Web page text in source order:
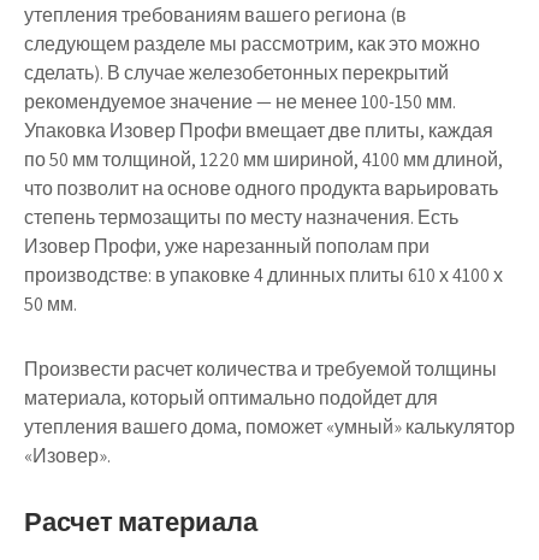
утепления требованиям вашего региона (в
следующем разделе мы рассмотрим, как это можно
сделать). В случае железобетонных перекрытий
рекомендуемое значение — не менее 100-150 мм.
Упаковка Изовер Профи вмещает две плиты, каждая
по 50 мм толщиной, 1220 мм шириной, 4100 мм длиной,
что позволит на основе одного продукта варьировать
степень термозащиты по месту назначения. Есть
Изовер Профи, уже нарезанный пополам при
производстве: в упаковке 4 длинных плиты 610 х 4100 х
50 мм.
Произвести расчет количества и требуемой толщины
материала, который оптимально подойдет для
утепления вашего дома, поможет «умный» калькулятор
«Изовер».
Расчет материала